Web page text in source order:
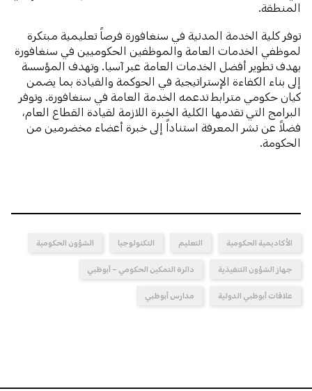
المنطقة.
توفر كلية الخدمة المدنية في سنغافورة فرصاً تعليمية مبتكرة
لموظفي الخدمات العامة والموظفين الحكوميين في سنغافورة
بهدف تطوير أفضل الخدمات العامة عبر آسيا. وتهدف المؤسسة
إلى بناء الكفاءة الإستراتيجية في الحوكمة والقيادة بما يضمن
كيان حكومي مترابط تدعمه الخدمة العامة في سنغافورة. وتوفر
البرامج التي تقدمها الكلية الخبرة اللازمة لقيادة القطاع العام،
فضلاً عن نشر المعرفة استناداً إلى خبرة أعضاء مخضرمين من
الحكومة.
الأكاديمية الحكومية التعليم التكنولوجيا الشؤون الحكومية
جهاز الشؤون التنفيذية دائرة التمكين الحكومي – أبوظبي
علاقات أبوظبي الدولية مدارس أبوظبي